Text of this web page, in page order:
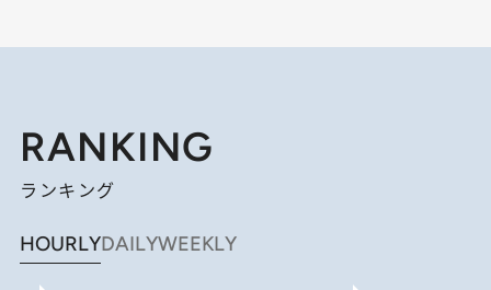
RANKING
ランキング
HOURLYDAILYWEEKLY